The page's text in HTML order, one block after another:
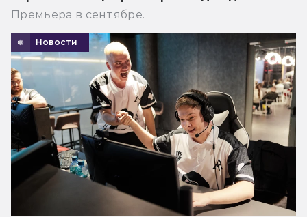
Премьера в сентябре.
Новости